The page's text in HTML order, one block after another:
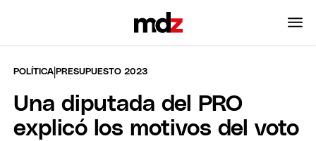
POLÍTICA |PRESUPUESTO 2023
Una diputada del PRO
explicó los motivos del voto